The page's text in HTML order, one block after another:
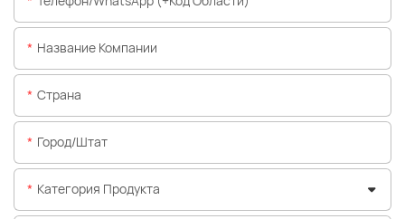
Название Компании
Страна
Город/штат
Категория Продукта